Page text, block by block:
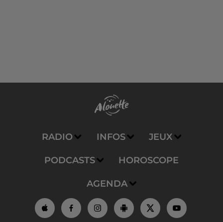
RADIO INFOS JEUX
PODCASTS HOROSCOPE
AGENDA